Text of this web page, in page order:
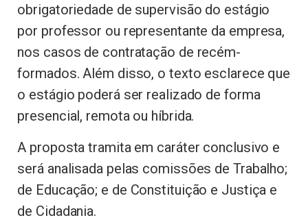
obrigatoriedade de supervisão do estágio
por professor ou representante da empresa,
nos casos de contratação de recém-
formados. Além disso, o texto esclarece que
o estágio poderá ser realizado de forma
presencial, remota ou híbrida.
A proposta tramita em caráter conclusivo e
será analisada pelas comissões de Trabalho;
de Educação; e de Constituição e Justiça e
de Cidadania.